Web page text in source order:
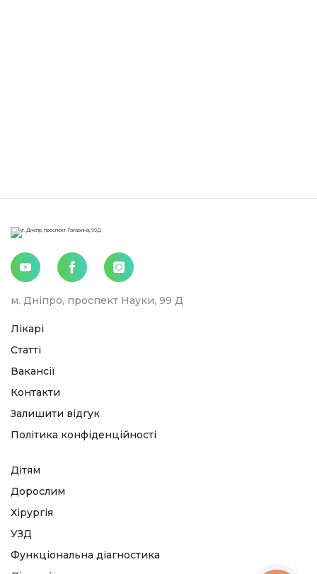
м. Дніпро, проспект Науки, 99 Д
Лікарі
Статті
Вакансії
Контакти
Залишити відгук
Політика конфіденційності
Дітям
Дорослим
Хірургія
УЗД
Функціональна діагностика